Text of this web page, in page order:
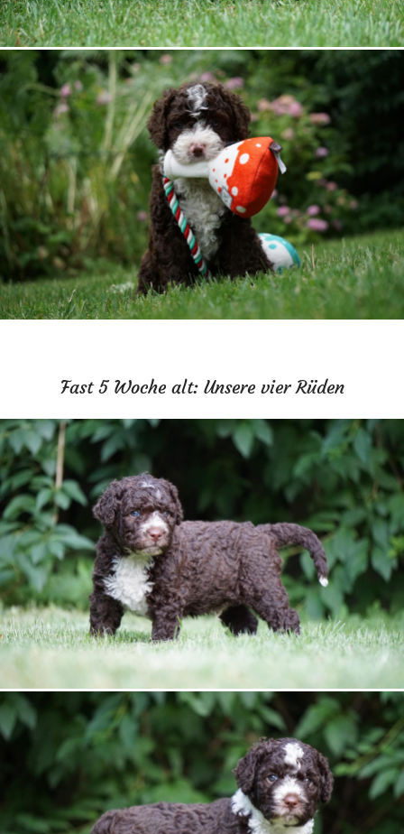
Fast 5 Woche alt: Unsere vier Rüden